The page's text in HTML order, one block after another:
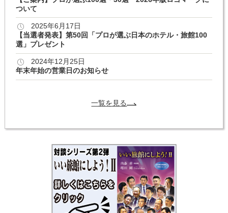
ついて
2025年6月17日
【当選者発表】第50回「プロが選ぶ日本のホテル・旅館100
選」プレゼント
2024年12月25日
年末年始の営業日のお知らせ
一覧を見る